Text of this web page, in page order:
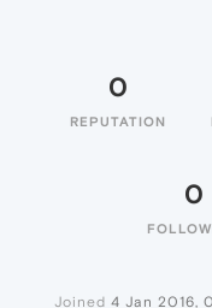
0
REPUTATION
0
Joined 4 Jan 2016,